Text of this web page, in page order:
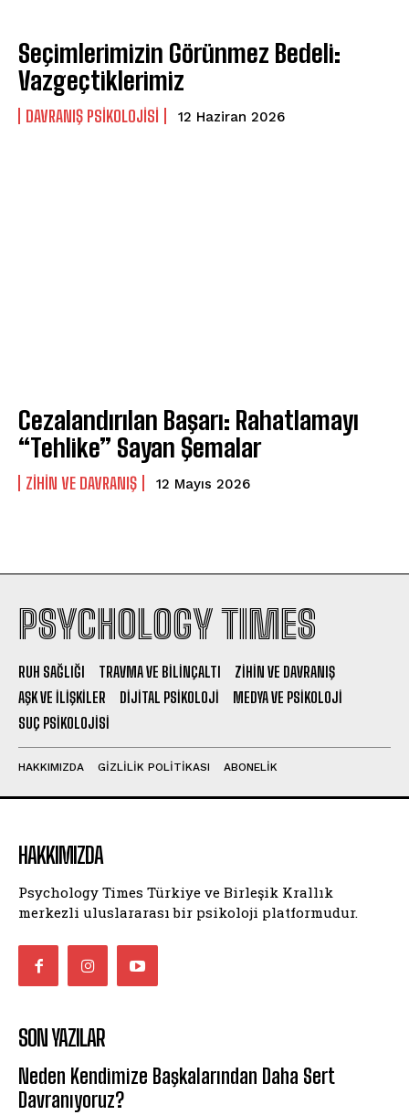
Seçimlerimizin Görünmez Bedeli:
Vazgeçtiklerimiz
DAVRANIŞ PSIKOLOJISI 12 Haziran 2026
Cezalandırılan Başarı: Rahatlamayı
“Tehlike” Sayan Şemalar
⁠ZIHIN VE DAVRANIŞ 12 Mayıs 2026
PSYCHOLOGY TIMES
RUH SAĞLIĞI TRAVMA VE BILINÇALTI
ZIHIN VE DAVRANIŞ
AŞK VE İLIŞKILER
DIJITAL PSIKOLOJI
MEDYA VE PSIKOLOJI
SUÇ PSIKOLOJISI
HAKKIMIZDA GIZLILIK POLITIKASI ABONELIK
HAKKIMIZDA
Psychology Times Türkiye ve Birleşik Krallık
merkezli uluslararası bir psikoloji platformudur.
SON YAZILAR
Neden Kendimize Başkalarından Daha Sert
Davranıyoruz?